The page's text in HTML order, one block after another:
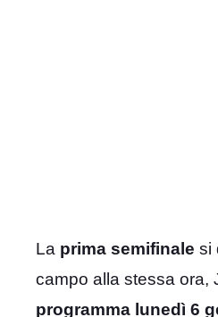
La prima semifinale si
campo alla stessa ora,
programma lunedì 6